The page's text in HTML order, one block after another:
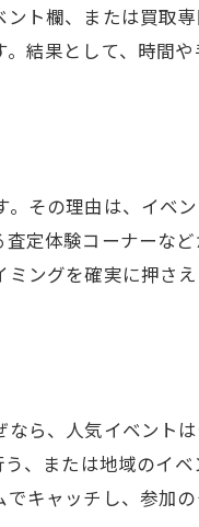
秘訣
を学ぶ
ェック
とは
ト
ト欄、または買取
結果として、時間
その理由は、イベ
定体験コーナーな
ングを確実に押さ
ら、人気イベント
、または地域のイ
キャッチし、参加の